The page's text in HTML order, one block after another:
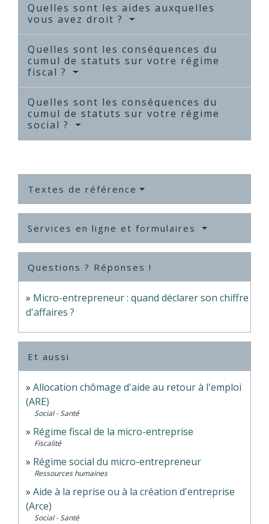
Quelles sont les aides auxquelles
vous avez droit ?
Quelles sont les conséquences du
cumul de statuts sur votre régime
fiscal ?
Quelles sont les conséquences du
cumul de statuts sur votre régime
social ?
Textes de référence
Services en ligne et formulaires
Questions ? Réponses !
Micro-entrepreneur : quand déclarer son chiffre
d'affaires ?
Et aussi
Allocation chômage d'aide au retour à l'emploi
(ARE)
Social - Santé
Régime fiscal de la micro-entreprise
Fiscalité
Régime social du micro-entrepreneur
Ressources humaines
Aide à la reprise ou à la création d'entreprise
(Arce)
Social - Santé